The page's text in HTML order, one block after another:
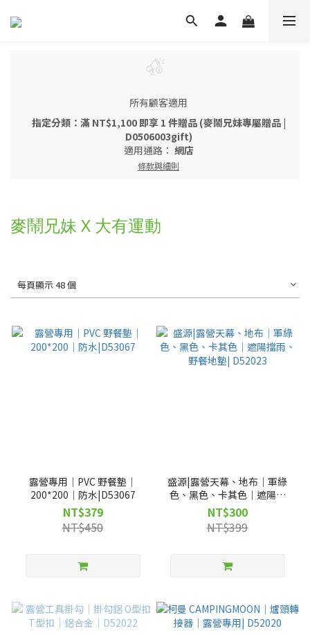
所有顧客適用
指定分類：滿 NT$1,100 即享 1 件贈品 (麥鬧兄妹專屬贈品 |
D0506003gift)
適用通路： 網店
條款與細則
麥鬧兄妹 X 大有運動
每頁顯示 48 個
露營專用｜PVC 野餐墊｜
200*200｜防水|D53067
NT$379
NT$450
盛源|露營天幕、地布｜軍綠
色、黑色、卡其色｜遮陽擋
雨、野餐地墊| D52023
NT$300
NT$399